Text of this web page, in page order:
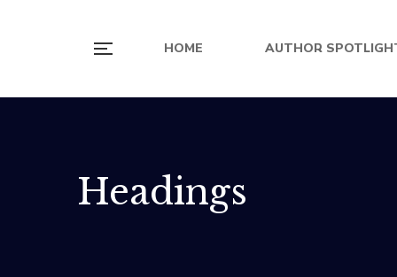
HOME AUTHOR
Headings